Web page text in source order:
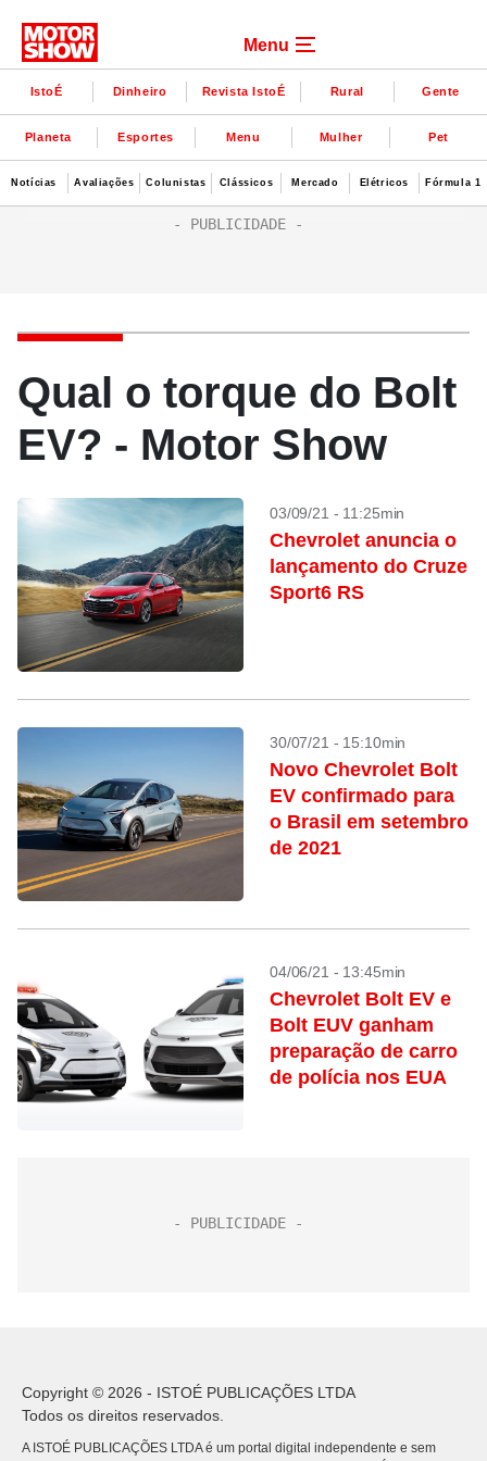
Menu
IstoÉ Dinheiro Revista IstoÉ Rural Gente
Planeta Esportes Menu Mulher Pet
Notícias Avaliações Colunistas Clássicos Mercado Elétricos Fórmula 1
Qual o torque do Bolt
EV? - Motor Show
03/09/21 - 11:25min
Chevrolet anuncia o
lançamento do Cruze
Sport6 RS
30/07/21 - 15:10min
Novo Chevrolet Bolt
EV confirmado para
o Brasil em setembro
de 2021
04/06/21 - 13:45min
Chevrolet Bolt EV e
Bolt EUV ganham
preparação de carro
de polícia nos EUA
Copyright © 2026 - ISTOÉ PUBLICAÇÕES LTDA
Todos os direitos reservados.
A ISTOÉ PUBLICAÇÕES LTDA é um portal digital independente e sem